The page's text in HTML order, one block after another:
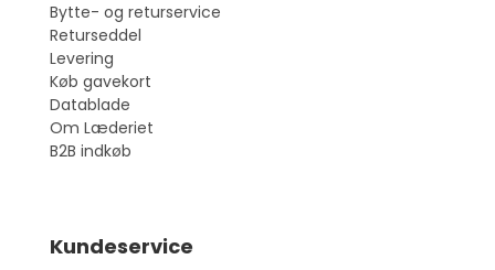
Bytte- og returservice
Returseddel
Levering
Køb gavekort
Datablade
Om Læderiet
B2B indkøb
Kundeservice